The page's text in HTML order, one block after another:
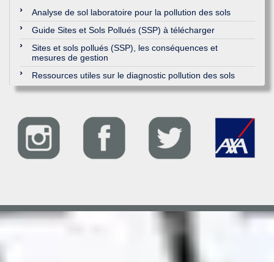
Analyse de sol laboratoire pour la pollution des sols
Guide Sites et Sols Pollués (SSP) à télécharger
Sites et sols pollués (SSP), les conséquences et
mesures de gestion
Ressources utiles sur le diagnostic pollution des sols